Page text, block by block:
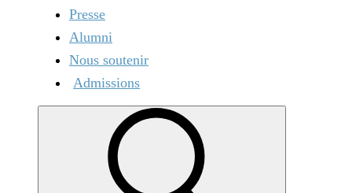
Presse
Alumni
Nous soutenir
Admissions